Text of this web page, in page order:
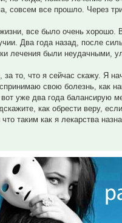
совсем все прошло. Через
все было очень
Два года назад, после
лечения были неудачными,
то, что я сейчас скажу. Я
свою болезнь, как
уже два года балансирую
как обрести веру,
таким как я лекарства